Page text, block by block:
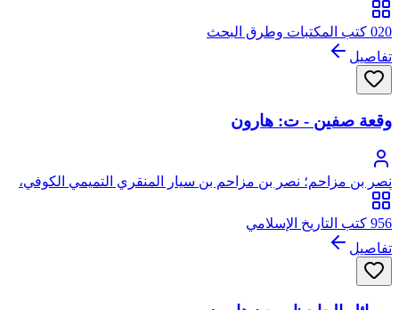
020 كتب المكتبات وطرق البحث
تفاصيل
وقعة صفين - ت: هارون
نصر بن مزاحم؛ نصر بن مزاحم بن سيار المنقري التميمي الكوفي،
أبو الفضل
956 كتب التاريخ الإسلامي
تفاصيل